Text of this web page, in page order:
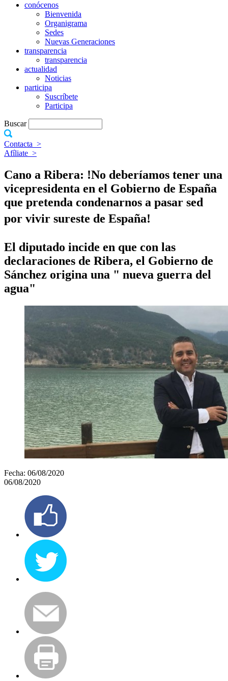
conócenos
Bienvenida
Organigrama
Sedes
Nuevas Generaciones
transparencia
transparencia
actualidad
Noticias
participa
Suscríbete
Participa
Buscar
Contacta >
Afíliate >
Cano a Ribera: !No deberí­amos tener una
vicepresidenta en el Gobierno de España
que pretenda condenarnos a pasar sed
por vivir sureste de España!
El diputado incide en que con las
declaraciones de Ribera, el Gobierno de
Sánchez origina una " nueva guerra del
agua"
Fecha: 06/08/2020
06/08/2020